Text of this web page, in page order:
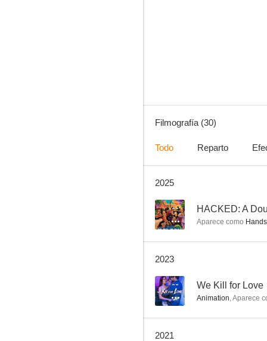
--
Filmografía (30)
Todo Reparto
2025
-- HACKED: A
Aparece como
2023
-- We Kill for Love
Animation,Aparece
2021